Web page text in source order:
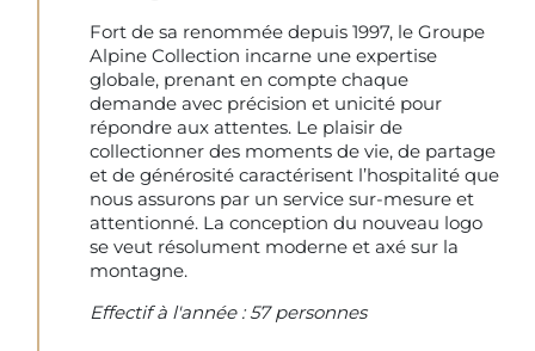
Fort de sa renommée depuis 1997, le Groupe
Alpine Collection incarne une expertise
globale, prenant en compte chaque
demande avec précision et unicité pour
répondre aux attentes. Le plaisir de
collectionner des moments de vie, de partage
et de générosité caractérisent l’hospitalité que
nous assurons par un service sur-mesure et
attentionné. La conception du nouveau logo
se veut résolument moderne et axé sur la
montagne.
Effectif à l'année : 57 personnes